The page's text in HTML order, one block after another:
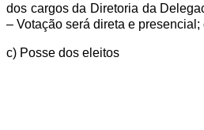
dos cargos da Diretoria da
– Votação será direta e presencial;
c) Posse dos eleitos